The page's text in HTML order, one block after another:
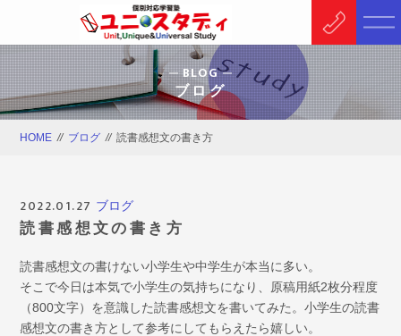
BLOG
ブログ
HOME // ブログ // 読書感想文の書き方
2022.01.27 ブログ
読書感想文の書き方
読書感想文の書けない小学生や中学生が本当に多い。
そこで今日は本気で小学生の気持ちになり、原稿用紙2枚分程度
（800文字）を意識した読書感想文を書いてみた。小学生の読書
感想文の書き方として参考にしてもらえたら嬉しい。